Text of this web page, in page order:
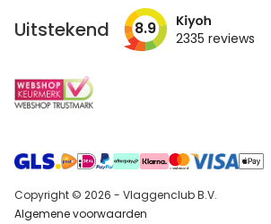
Uitstekend 8.9 2335 reviews
Copyright © 2026 - Vlaggenclub B.V.
Algemene voorwaarden